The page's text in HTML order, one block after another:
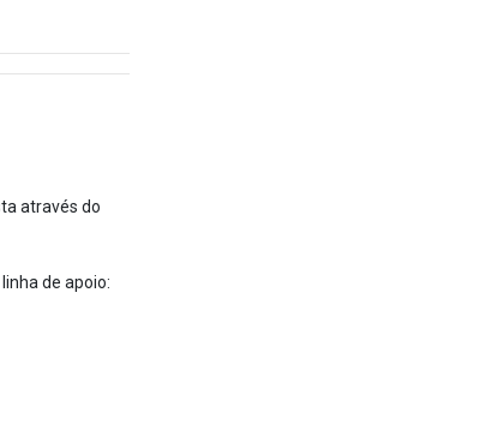
através do
de apoio: